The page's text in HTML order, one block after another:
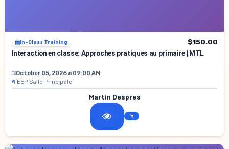
In-Class Training
$150.00
Interaction en classe: Approches pratiques au primaire | MTL
October 05, 2026 à 09:00 AM
FEEP Salle Principale
Martin Despres